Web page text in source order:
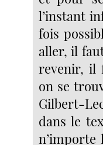
l’instant
fois
aller, il
revenir, il
on se
Gilbert-
dans le